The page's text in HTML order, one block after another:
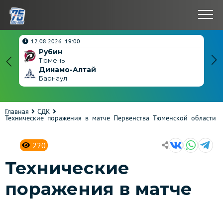
4
12.08.2026 19:00
Рубин
Тюмень
Динамо-Алтай
Барнаул
Главная
СДК
Технические поражения в матче Первенства Тюменской области
220
Технические
поражения в матче